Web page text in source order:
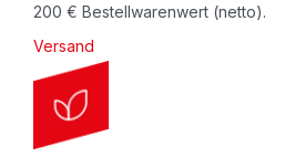
200 € Bestellwarenwert (netto).
Versand